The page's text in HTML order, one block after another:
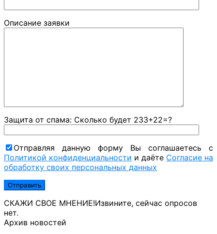
Описание заявки
Защита от спама: Сколько будет 233+22=?
Отправляя данную форму Вы соглашаетесь с
Политикой конфиденциальности и даёте Согласие на
обработку своих персональных данных
СКАЖИ СВОЕ МНЕНИЕ!Извините, сейчас опросов
нет.
Архив новостей